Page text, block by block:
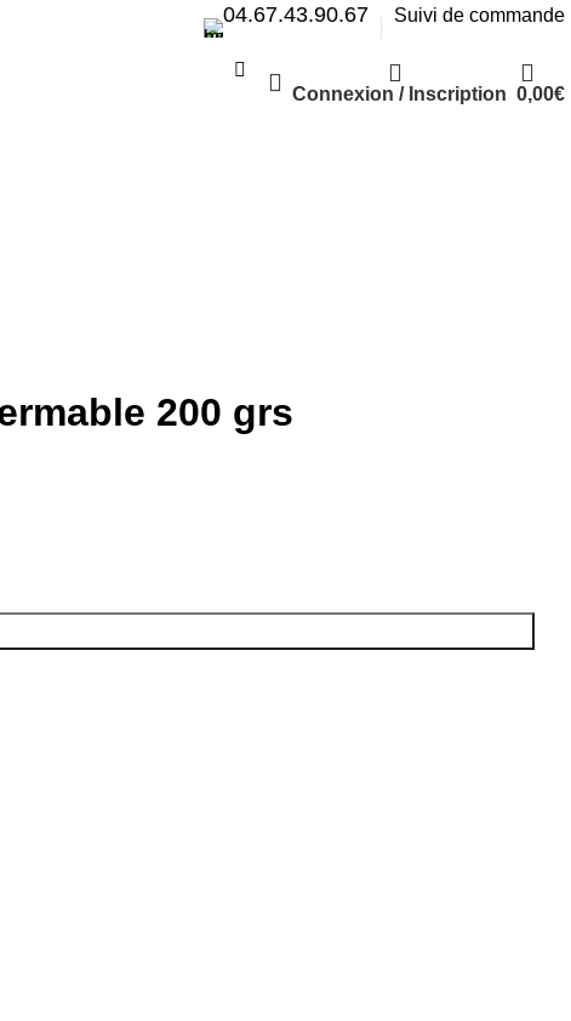
04.67.43.90.67 Suivi de commande
Connexion / Inscription 0,00€
200 grs